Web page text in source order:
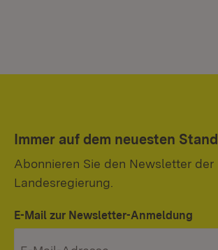
Immer auf dem neuesten Stand
Abonnieren Sie den Newsletter der
Landesregierung.
E-Mail zur Newsletter-Anmeldung